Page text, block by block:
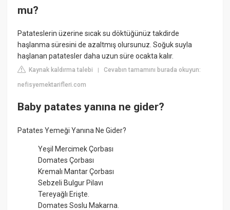
mu?
Patateslerin üzerine sıcak su döktüğünüz takdirde
haşlanma süresini de azaltmış olursunuz. Soğuk suyla
haşlanan patatesler daha uzun süre ocakta kalır.
Kaynak kaldırma talebi |Cevabın tamamını burada okuyun:
nefisyemektarifleri.com
Baby patates yanına ne gider?
Patates Yemeği Yanına Ne Gider?
Yeşil Mercimek Çorbası
Domates Çorbası
Kremalı Mantar Çorbası
Sebzeli Bulgur Pilavı
Tereyağlı Erişte.
Domates Soslu Makarna.